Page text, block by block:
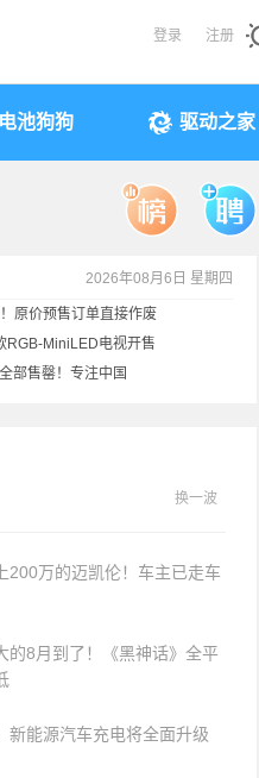
登录 注册
电池狗狗 驱动之家
2026年08月6日 星期四
原价预售订单直接作废
RGB-MiniLED电视开售
部售罄！专注中国
换一波
200万的迈凯伦！车主已走车
的8月到了！《黑神话》全平
新能源汽车充电将全面升级